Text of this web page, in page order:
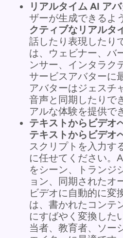
リアルタイム AI ア
ザーが生成できるよ
クティブなリアルタ
話したり表現したり
は、ウェビナー、バ
ンサー、インタラク
サービスアバターに
アバターはジェスチ
音声と同期したりで
アルな体験を提供で
テキストからビデオ
テキストからビデオ
スクリプトを入力す
に任せてください。
をシーン、トランジ
ョン、同期されたオ
ビデオに自動的に変
は、書かれたコンテ
にすばやく変換した
当者、教育者、ソー